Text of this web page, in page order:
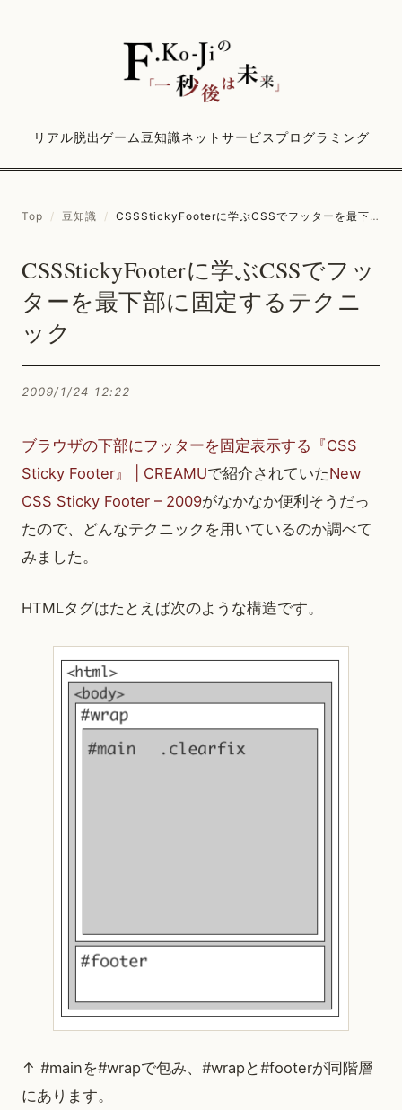
リアル脱出ゲーム豆知識ネットサービス プログラミング
Top / 豆知識 / CSSStickyFooterに学ぶCSSでフッターを最下部に固定するテクニック
CSSStickyFooterに学ぶCSSでフッ
ターを最下部に固定するテクニ
ック
2009/1/24 12:22
ブラウザの下部にフッターを固定表示する『CSS
Sticky Footer』 | CREAMUで紹介されていたNew
CSS Sticky Footer – 2009がなかなか便利そうだっ
たので、どんなテクニックを用いているのか調べて
みました。
HTMLタグはたとえば次のような構造です。
↑ #mainを#wrapで包み、#wrapと#footerが同階層
にあります。